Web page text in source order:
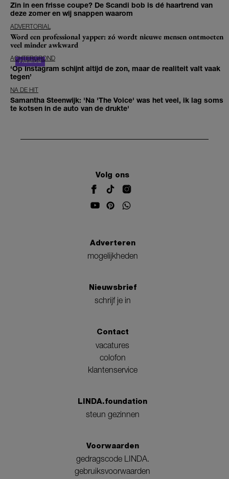
Zin in een frisse coupe? De Scandi bob is dé haartrend van
deze zomer en wij snappen waarom
ADVERTORIAL
Word een professional yapper: zó wordt nieuwe mensen ontmoeten
veel minder awkward
ACHTERGROND
‘Op Instagram schijnt altijd de zon, maar de realiteit valt vaak
tegen’
NA DE HIT
Samantha Steenwijk: 'Na 'The Voice' was het veel, ik lag soms
te kotsen in de auto van de drukte'
Volg ons
Adverteren
mogelijkheden
Nieuwsbrief
schrijf je in
Contact
vacatures
colofon
klantenservice
LINDA.foundation
steun gezinnen
Voorwaarden
gedragscode LINDA.
gebruiksvoorwaarden